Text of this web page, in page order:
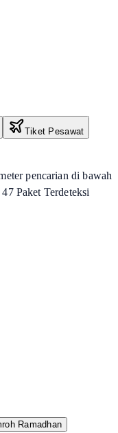
Tiket Pesawat
pencarian di bawah
47Paket Terdeteksi
Ramadhan